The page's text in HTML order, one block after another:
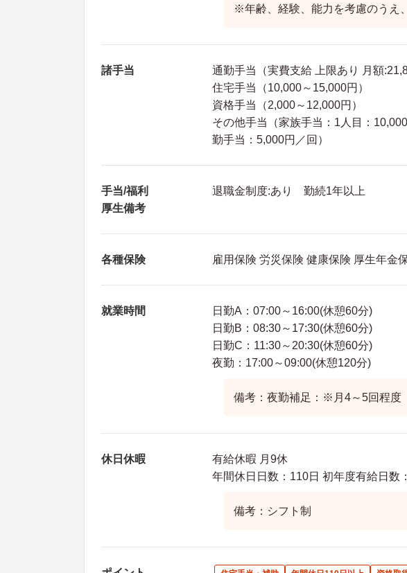
※年齢、経験、能力を考慮のうえ
諸手当
通勤手当（実費支給 上限あり 月額
住宅手当（10,000～15,000円）
資格手当（2,000～12,000円）
その他手当（家族手当：1人目：
勤手当：5,000円／回）
手当/福利
厚生備考
退職金制度:あり 勤続1年以上
各種保険 雇用保険 労災保険 健康保険 厚生年金
就業時間
日勤A：07:00～16:00(休憩60分)
日勤B：08:30～17:30(休憩60分)
日勤C：11:30～20:30(休憩60分)
夜勤：17:00～09:00(休憩120分)
備考：夜勤補足：※月4～5回程度
休日休暇
有給休暇 月9休
年間休日日数：110日 初年度有給日数
備考：シフト制